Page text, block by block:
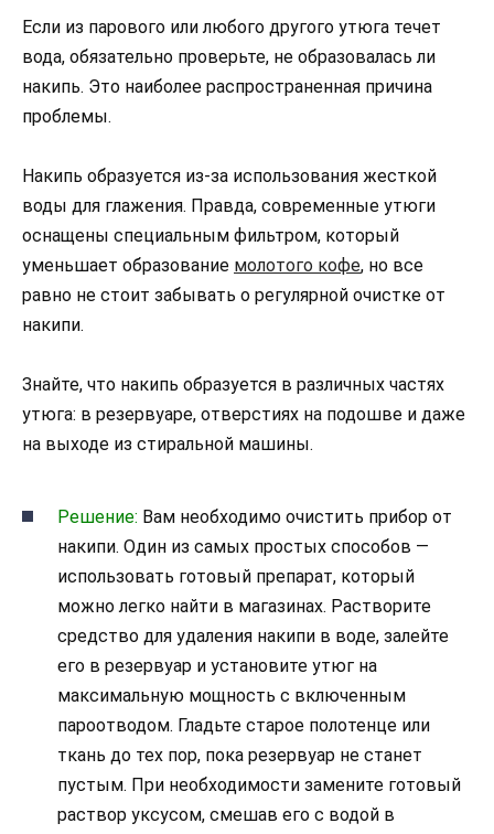
Если из парового или любого другого утюга течет
вода, обязательно проверьте, не образовалась ли
накипь. Это наиболее распространенная причина
проблемы.
Накипь образуется из-за использования жесткой
воды для глажения. Правда, современные утюги
оснащены специальным фильтром, который
уменьшает образование молотого кофе, но все
равно не стоит забывать о регулярной очистке от
накипи.
Знайте, что накипь образуется в различных частях
утюга: в резервуаре, отверстиях на подошве и даже
на выходе из стиральной машины.
Решение: Вам необходимо очистить прибор от
накипи. Один из самых простых способов —
использовать готовый препарат, который
можно легко найти в магазинах. Растворите
средство для удаления накипи в воде, залейте
его в резервуар и установите утюг на
максимальную мощность с включенным
пароотводом. Гладьте старое полотенце или
ткань до тех пор, пока резервуар не станет
пустым. При необходимости замените готовый
раствор уксусом, смешав его с водой в